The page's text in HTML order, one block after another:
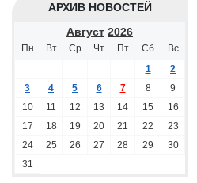
АРХИВ НОВОСТЕЙ
Август 2026
Пн Вт Ср Чт Пт Сб
Вс
1
2
3
4 5 6 7 8
9
10
11 12 13 14 15
16
17
18 19 20 21 22
23
24
25 26 27 28 29
30
31